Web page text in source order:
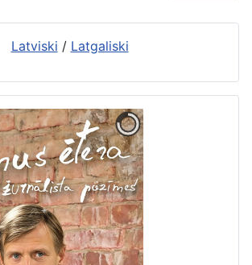
Latviski / Latgaliski